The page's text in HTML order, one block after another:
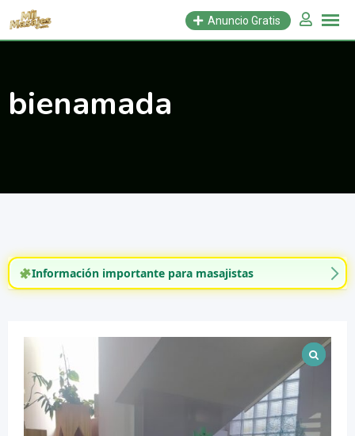
Saltar
Anuncio Gratis
bienamada
Información importante para masajistas